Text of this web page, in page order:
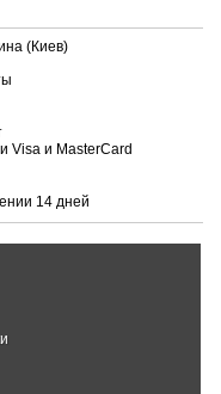
(Киев)
Visa и MasterCard
14 дней